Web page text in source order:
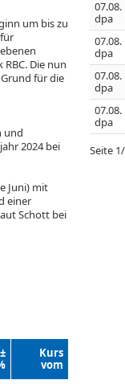
um bis zu
Die nun
für die
und
2024 bei
Juni) mit
einer
Schott bei
±
Kurs
vom
07.08.
dpa
07.08.
dpa
07.08.
dpa
07.08.
dpa
Seite 1/